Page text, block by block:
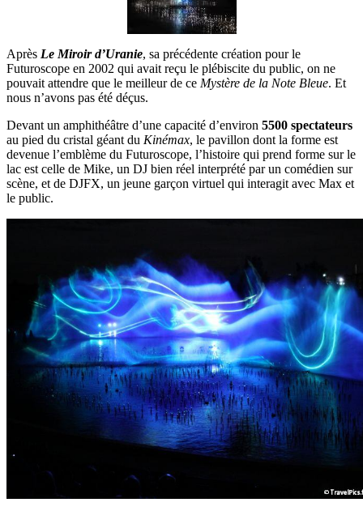
Après Le Miroir d’Uranie, sa précédente création pour le
Futuroscope en 2002 qui avait reçu le plébiscite du public, on ne
pouvait attendre que le meilleur de ce Mystère de la Note Bleue. Et
nous n’avons pas été déçus.
Devant un amphithéâtre d’une capacité d’environ 5500 spectateurs
au pied du cristal géant du Kinémax, le pavillon dont la forme est
devenue l’emblème du Futuroscope, l’histoire qui prend forme sur le
lac est celle de Mike, un DJ bien réel interprété par un comédien sur
scène, et de DJFX, un jeune garçon virtuel qui interagit avec Max et
le public.